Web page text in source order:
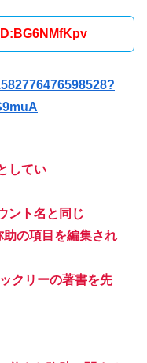
ID:BG6NMfKpv
してい
ント名と同じ
の項目を編集され
クリーの著書を先